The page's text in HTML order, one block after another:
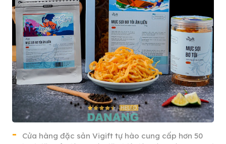
Cửa hàng đặc sản Vigift tự hào cung cấp hơn 50